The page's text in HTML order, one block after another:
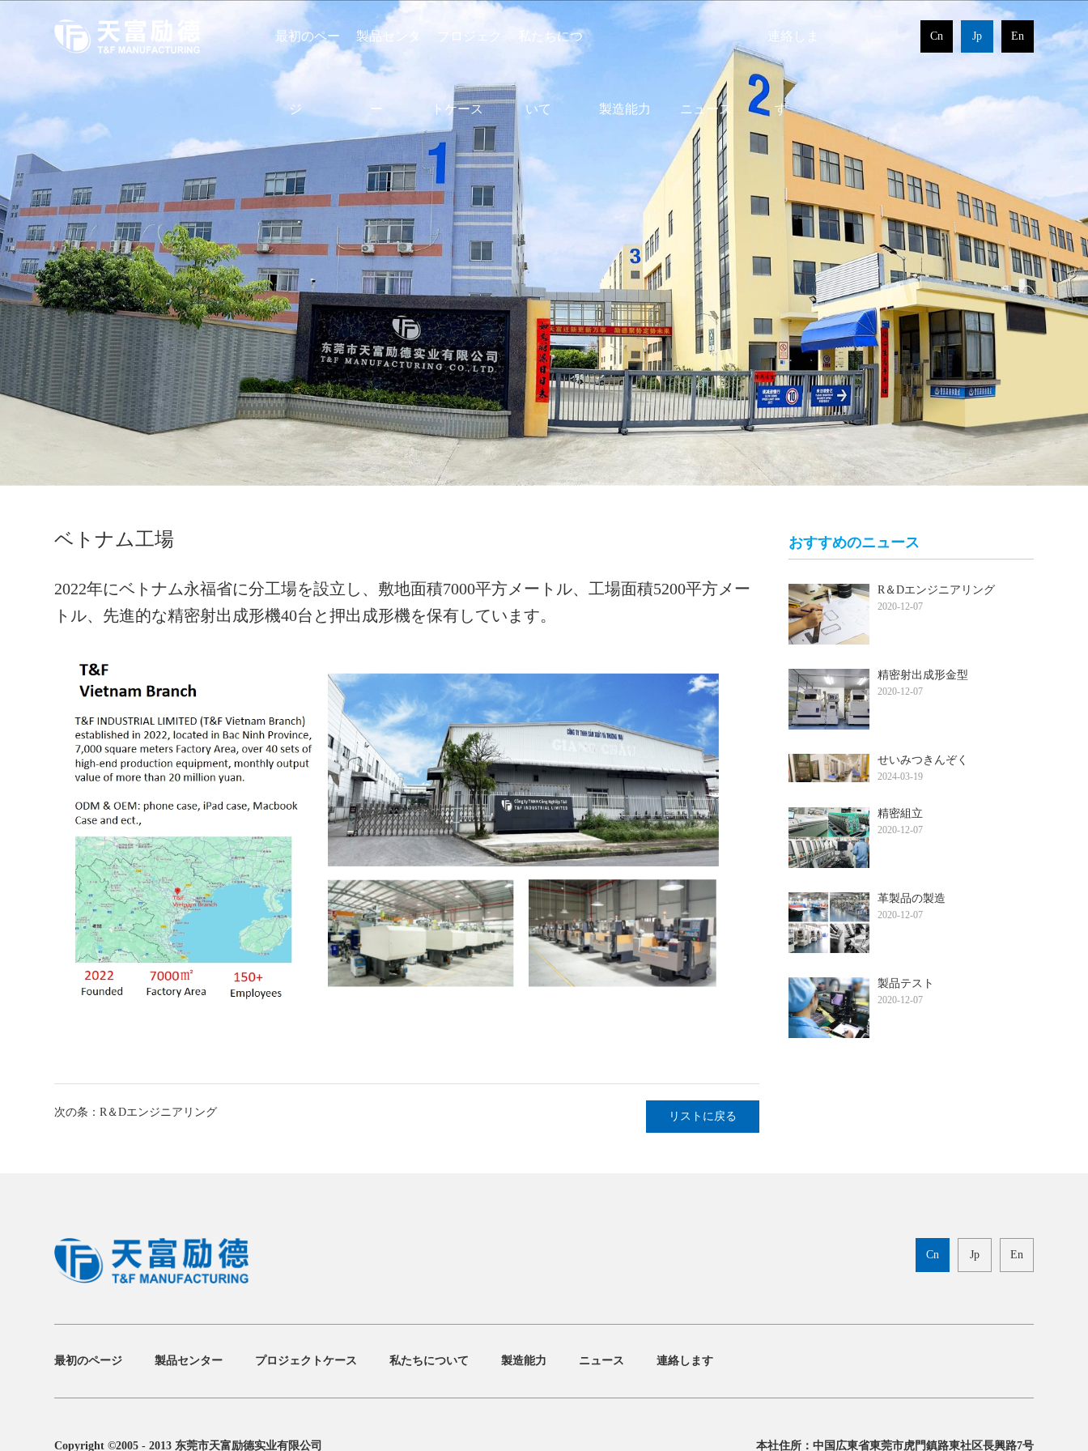
最初のペー
ジ
製品センタ
ー
プロジェク
トケース
私たちにつ
いて 製造能力 ニュース
連絡しま
す
Cn Jp En
ベトナム工場
2022年にベトナム永福省に分工場を設立し、敷地面積7000平方メートル、工場面積5200平方メー
トル、先進的な精密射出成形機40台と押出成形機を保有しています。
次の条：R＆Dエンジニアリング リストに戻る
おすすめのニュース
R＆Dエンジニアリング
2020-12-07
精密射出成形金型
2020-12-07
せいみつきんぞく
2024-03-19
精密組立
2020-12-07
革製品の製造
2020-12-07
製品テスト
2020-12-07
Cn Jp En
最初のページ 製品センター プロジェクトケース 私たちについて 製造能力 ニュース 連絡します
Copyright ©2005 - 2013 东莞市天富励德实业有限公司 本社住所：中国広東省東莞市虎門鎮路東社区長興路7号